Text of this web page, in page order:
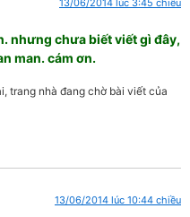
13/06/2014 lúc 3:45 chiều
nhưng chưa biết viết gì đây,
man. cám ơn.
trang nhà đang chờ bài viết của
13/06/2014 lúc 10:44 chiều